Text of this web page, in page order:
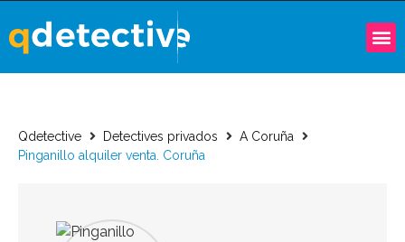
Qdetective Detectives privados
A Coruña
Pinganillo alquiler venta. Coruña